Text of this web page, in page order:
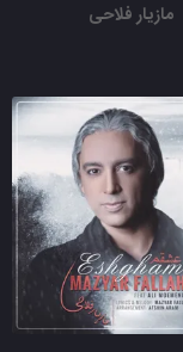
مازیار فلاحی